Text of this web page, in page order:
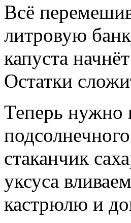
Всё
литровую
капуста
Остатки
Теперь нужно
стаканчик
уксуса
кастрюлю и